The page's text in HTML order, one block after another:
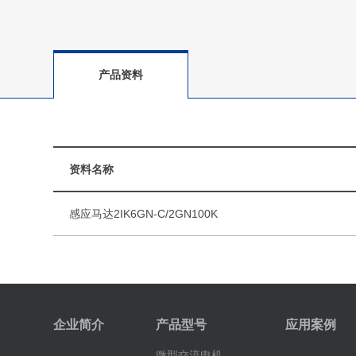
产品资料
资料名称
感应马达2IK6GN-C/2GN100K
企业简介 产品型号 应用案例